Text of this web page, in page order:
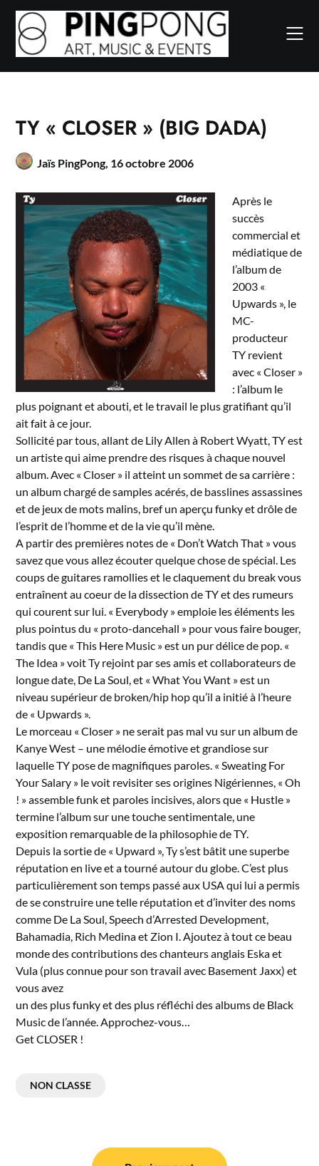
Skip
content
TY « CLOSER » (BIG DADA)
Jaïs PingPong, 16 octobre 2006
Après le
succès
commercial et
médiatique de
l’album de
2003 «
Upwards », le
MC-
producteur
TY revient
avec « Closer »
: l’album le
plus poignant et abouti, et le travail le plus gratifiant qu’il
ait fait à ce jour.
Sollicité par tous, allant de Lily Allen à Robert Wyatt, TY est
un artiste qui aime prendre des risques à chaque nouvel
album. Avec « Closer » il atteint un sommet de sa carrière :
un album chargé de samples acérés, de basslines assassines
et de jeux de mots malins, bref un aperçu funky et drôle de
l’esprit de l’homme et de la vie qu’il mène.
A partir des premières notes de « Don’t Watch That » vous
savez que vous allez écouter quelque chose de spécial. Les
coups de guitares ramollies et le claquement du break vous
entraînent au coeur de la dissection de TY et des rumeurs
qui courent sur lui. « Everybody » emploie les éléments les
plus pointus du « proto-dancehall » pour vous faire bouger,
tandis que « This Here Music » est un pur délice de pop. «
The Idea » voit Ty rejoint par ses amis et collaborateurs de
longue date, De La Soul, et « What You Want » est un
niveau supérieur de broken/hip hop qu’il a initié à l’heure
de « Upwards ».
Le morceau « Closer » ne serait pas mal vu sur un album de
Kanye West – une mélodie émotive et grandiose sur
laquelle TY pose de magnifiques paroles. « Sweating For
Your Salary » le voit revisiter ses origines Nigériennes, « Oh
! » assemble funk et paroles incisives, alors que « Hustle »
termine l’album sur une touche sentimentale, une
exposition remarquable de la philosophie de TY.
Depuis la sortie de « Upward », Ty s’est bâtit une superbe
réputation en live et a tourné autour du globe. C’est plus
particulièrement son temps passé aux USA qui lui a permis
de se construire une telle réputation et d’inviter des noms
comme De La Soul, Speech d’Arrested Development,
Bahamadia, Rich Medina et Zion I. Ajoutez à tout ce beau
monde des contributions des chanteurs anglais Eska et
Vula (plus connue pour son travail avec Basement Jaxx) et
vous avez
un des plus funky et des plus réfléchi des albums de Black
Music de l’année. Approchez-vous…
Get CLOSER !
NON CLASSE
Navigation